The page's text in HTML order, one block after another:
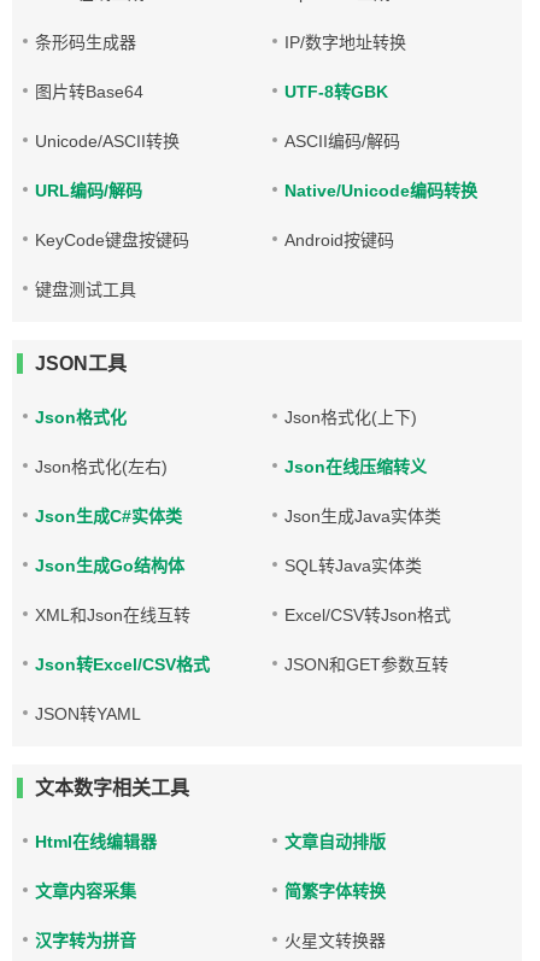
条形码生成器 IP/数字地址转换
图片转Base64 UTF-8转GBK
Unicode/ASCII转换 ASCII编码/解码
URL编码/解码 Native/Unicode编码转换
KeyCode键盘按键码 Android按键码
键盘测试工具
JSON工具
Json格式化 Json格式化(上下)
Json格式化(左右) Json在线压缩转义
Json生成C#实体类 Json生成Java实体类
Json生成Go结构体 SQL转Java实体类
XML和Json在线互转 Excel/CSV转Json格式
Json转Excel/CSV格式 JSON和GET参数互转
JSON转YAML
文本数字相关工具
Html在线编辑器 文章自动排版
文章内容采集 简繁字体转换
汉字转为拼音 火星文转换器